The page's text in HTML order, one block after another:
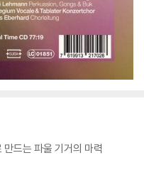
드는 파울 기거의 마력